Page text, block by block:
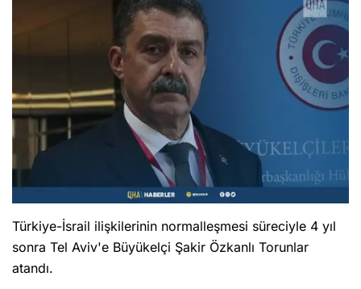
Türkiye-İsrail ilişkilerinin normalleşmesi süreciyle 4 yıl
sonra Tel Aviv'e Büyükelçi Şakir Özkanlı Torunlar
atandı.